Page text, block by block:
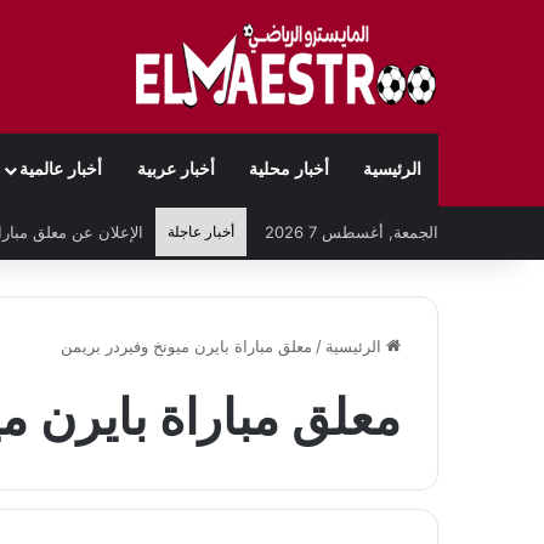
الرئيسية أخبار محلية أخبار عربية أخبار عالمية
الجمعة, أغسطس 7 2026 أخبار عاجلة
الرئيسية / معلق مباراة بايرن ميونخ وفيردر بريمن
معلق مباراة بايرن